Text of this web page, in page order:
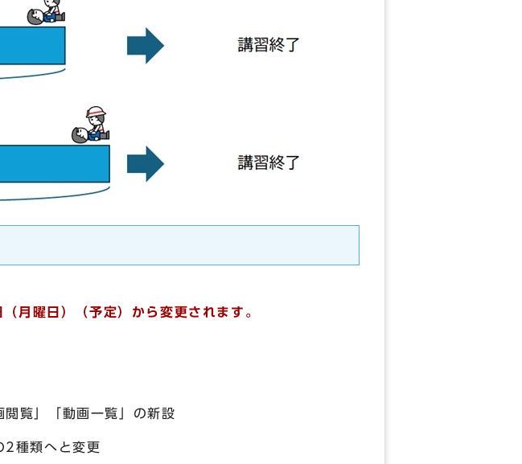
月曜日）（予定）から変更されます。
閲覧」「動画一覧」の新設
2種類へと変更